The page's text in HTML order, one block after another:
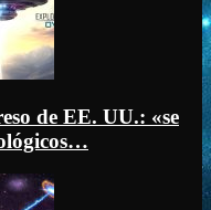
de EE. UU.: «se